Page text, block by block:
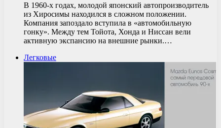
В 1960-х годах, молодой японский автопроизводитель
из Хиросимы находился в сложном положении.
Компания запоздало вступила в «автомобильную
гонку». Между тем Тойота, Хонда и Ниссан вели
активную экспансию на внешние рынки.…
Легковые